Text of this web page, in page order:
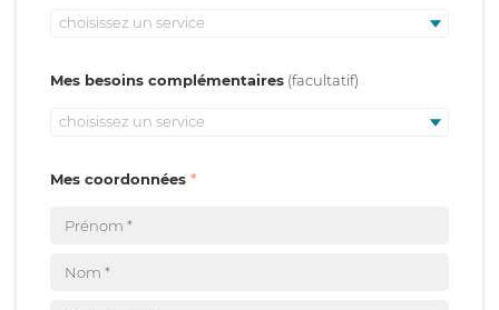
choisissez un service
Mes besoins complémentaires
choisissez un service
Mes coordonnées